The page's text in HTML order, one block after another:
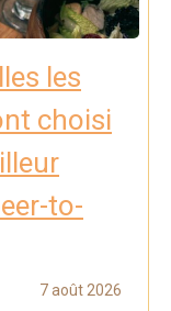
les
choisi
to-
7 août 2026